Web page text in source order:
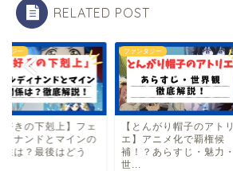
RELATED POST
タジー
好きの下剋上】フェ
ィナンドとマインの
性は？最後はどう
ファンタジー
【とんがり帽子のアトリ
エ】アニメ化で覇権候
補！？あらすじ・魅力・
世...